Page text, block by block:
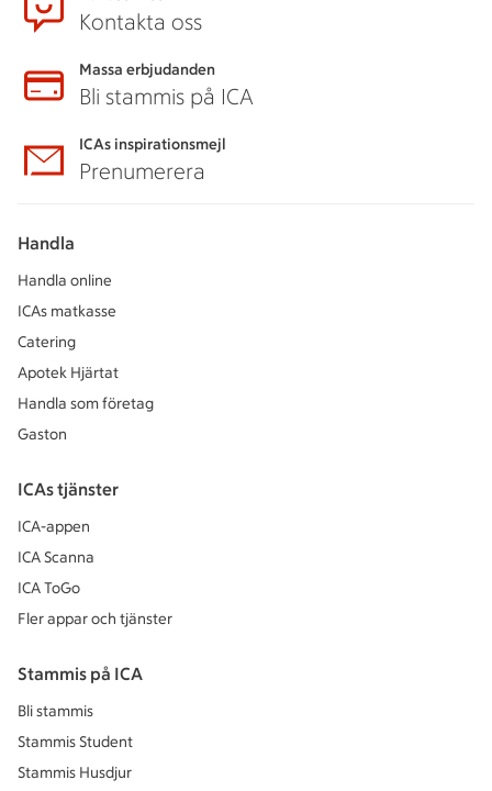
Kontakta oss
Massa erbjudanden
Bli stammis på ICA
ICAs inspirationsmejl
Prenumerera
Handla
Handla online
ICAs matkasse
Catering
Apotek Hjärtat
Handla som företag
Gaston
ICAs tjänster
ICA-appen
ICA Scanna
ICA ToGo
Fler appar och tjänster
Stammis på ICA
Bli stammis
Stammis Student
Stammis Husdjur